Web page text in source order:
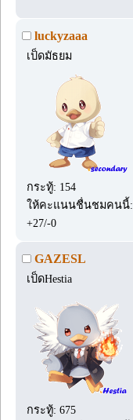
luckyzaaa
เป็ดมัธยม
กระทู้: 154
ให้คะแนนชื่นชมคนนี้:
+27/-0
GAZESL
เป็ดHestia
กระทู้: 675